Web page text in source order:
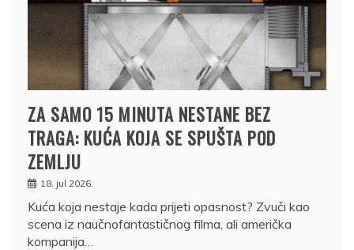
ZA SAMO 15 MINUTA NESTANE BEZ
TRAGA: KUĆA KOJA SE SPUŠTA POD
ZEMLJU
18. jul 2026.
Kuća koja nestaje kada prijeti opasnost? Zvuči kao
scena iz naučnofantastičnog filma, ali američka
kompanija…